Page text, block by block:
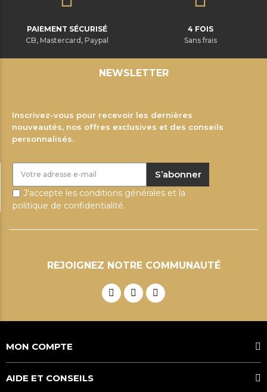
PAIEMENT SÉCURISÉ
CB, Mastercard, Paypal
4 FOIS
Sans frais
NEWSLETTER
Inscrivez-vous pour recevoir les dernières
nouveautés, nos offres exclusives et des conseils
personnalisés.
S’abonner
J'accepte les conditions générales et la
politique de confidentialité.
REJOIGNEZ NOTRE COMMUNAUTÉ
MON COMPTE
AIDE ET CONSEILS